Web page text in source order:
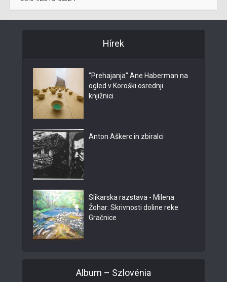
Hírek
"Prehajanja" Ane Haberman na
ogled v Koroški osrednji
knjižnici
Anton Aškerc in zbiralci
Slikarska razstava - Milena
Žohar: Skrivnosti doline reke
Gračnice
Album – Szlovénia